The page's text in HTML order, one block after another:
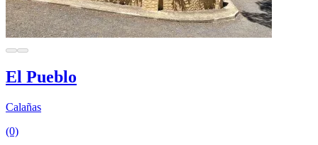
El Pueblo
Calañas
(0)